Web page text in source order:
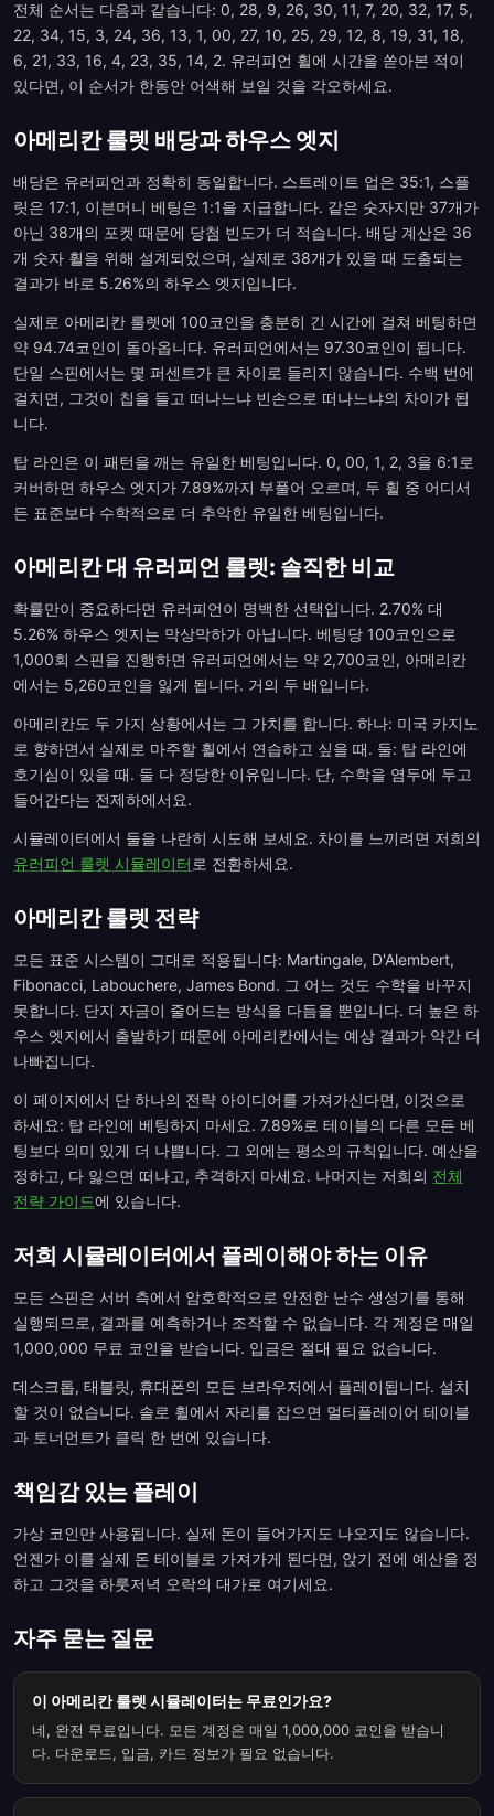
전체 순서는 다음과 같습니다: 0, 28, 9, 26, 30, 11, 7, 20, 32, 17, 5,
22, 34, 15, 3, 24, 36, 13, 1, 00, 27, 10, 25, 29, 12, 8, 19, 31, 18,
6, 21, 33, 16, 4, 23, 35, 14, 2. 유러피언 휠에 시간을 쏟아본 적이
있다면, 이 순서가 한동안 어색해 보일 것을 각오하세요.
아메리칸 룰렛 배당과 하우스 엣지
배당은 유러피언과 정확히 동일합니다. 스트레이트 업은 35:1, 스플
릿은 17:1, 이븐머니 베팅은 1:1을 지급합니다. 같은 숫자지만 37개가
아닌 38개의 포켓 때문에 당첨 빈도가 더 적습니다. 배당 계산은 36
개 숫자 휠을 위해 설계되었으며, 실제로 38개가 있을 때 도출되는
결과가 바로 5.26%의 하우스 엣지입니다.
실제로 아메리칸 룰렛에 100코인을 충분히 긴 시간에 걸쳐 베팅하면
약 94.74코인이 돌아옵니다. 유러피언에서는 97.30코인이 됩니다.
단일 스핀에서는 몇 퍼센트가 큰 차이로 들리지 않습니다. 수백 번에
걸치면, 그것이 칩을 들고 떠나느냐 빈손으로 떠나느냐의 차이가 됩
니다.
탑 라인은 이 패턴을 깨는 유일한 베팅입니다. 0, 00, 1, 2, 3을 6:1로
커버하면 하우스 엣지가 7.89%까지 부풀어 오르며, 두 휠 중 어디서
든 표준보다 수학적으로 더 추악한 유일한 베팅입니다.
아메리칸 대 유러피언 룰렛: 솔직한 비교
확률만이 중요하다면 유러피언이 명백한 선택입니다. 2.70% 대
5.26% 하우스 엣지는 막상막하가 아닙니다. 베팅당 100코인으로
1,000회 스핀을 진행하면 유러피언에서는 약 2,700코인, 아메리칸
에서는 5,260코인을 잃게 됩니다. 거의 두 배입니다.
아메리칸도 두 가지 상황에서는 그 가치를 합니다. 하나: 미국 카지노
로 향하면서 실제로 마주할 휠에서 연습하고 싶을 때. 둘: 탑 라인에
호기심이 있을 때. 둘 다 정당한 이유입니다. 단, 수학을 염두에 두고
들어간다는 전제하에서요.
시뮬레이터에서 둘을 나란히 시도해 보세요. 차이를 느끼려면 저희의
유러피언 룰렛 시뮬레이터 로 전환하세요.
아메리칸 룰렛 전략
모든 표준 시스템이 그대로 적용됩니다: Martingale, D'Alembert,
Fibonacci, Labouchere, James Bond. 그 어느 것도 수학을 바꾸지
못합니다. 단지 자금이 줄어드는 방식을 다듬을 뿐입니다. 더 높은 하
우스 엣지에서 출발하기 때문에 아메리칸에서는 예상 결과가 약간 더
나빠집니다.
이 페이지에서 단 하나의 전략 아이디어를 가져가신다면, 이것으로
하세요: 탑 라인에 베팅하지 마세요. 7.89%로 테이블의 다른 모든 베
팅보다 의미 있게 더 나쁩니다. 그 외에는 평소의 규칙입니다. 예산을
정하고, 다 잃으면 떠나고, 추격하지 마세요. 나머지는 저희의 전체
전략 가이드에 있습니다.
저희 시뮬레이터에서 플레이해야 하는 이유
모든 스핀은 서버 측에서 암호학적으로 안전한 난수 생성기를 통해
실행되므로, 결과를 예측하거나 조작할 수 없습니다. 각 계정은 매일
1,000,000 무료 코인을 받습니다. 입금은 절대 필요 없습니다.
데스크톱, 태블릿, 휴대폰의 모든 브라우저에서 플레이됩니다. 설치
할 것이 없습니다. 솔로 휠에서 자리를 잡으면 멀티플레이어 테이블
과 토너먼트가 클릭 한 번에 있습니다.
책임감 있는 플레이
가상 코인만 사용됩니다. 실제 돈이 들어가지도 나오지도 않습니다.
언젠가 이를 실제 돈 테이블로 가져가게 된다면, 앉기 전에 예산을 정
하고 그것을 하룻저녁 오락의 대가로 여기세요.
자주 묻는 질문
이 아메리칸 룰렛 시뮬레이터는 무료인가요?
네, 완전 무료입니다. 모든 계정은 매일 1,000,000 코인을 받습니
다. 다운로드, 입금, 카드 정보가 필요 없습니다.